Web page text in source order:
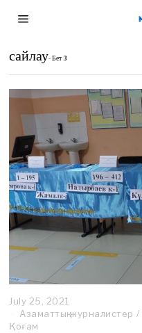
сайлау- Бет 3
July 25, 2021
u
Азаматтық журналистер /
Қоғам